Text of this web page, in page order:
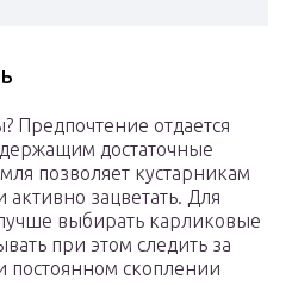
Предпочтение отдается
достаточные
позволяет кустарникам
активно зацветать. Для
выбирать карликовые
при этом следить за
постоянном скоплении